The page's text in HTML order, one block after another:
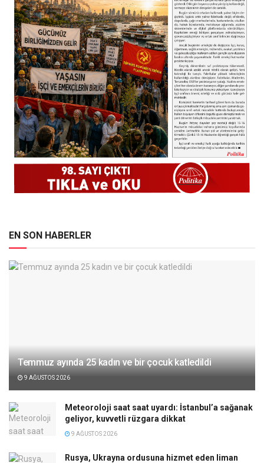
EN SON HABERLER
Temmuz ayında 25 kadın ve bir çocuk katledildi
9 AĞUSTOS 2026
Meteoroloji saat saat uyardı: İstanbul’a sağanak
geliyor, kuvvetli rüzgara dikkat
9 AĞUSTOS 2026
Rusya, Ukrayna ordusuna hizmet eden liman